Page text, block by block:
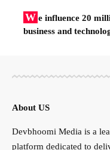
W e influence 20
business and
About US
Devbhoomi Media is a
platform dedicated to